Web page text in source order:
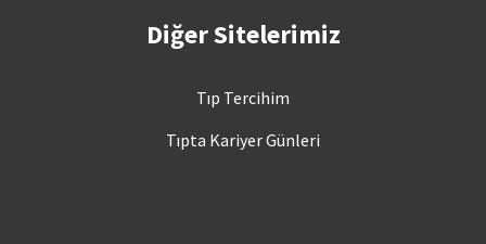
Diğer Sitelerimiz
Tıp Tercihim
Tıpta Kariyer Günleri